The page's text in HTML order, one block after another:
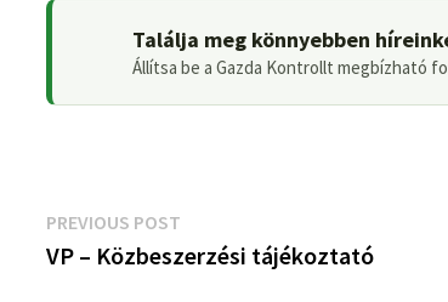
Találja meg könnyebben
Állítsa be a Gazda Kontrollt megbízható
Bejegyzés
navigáció
PREVIOUS POST
post:
VP – Közbeszerzési tájékoztató